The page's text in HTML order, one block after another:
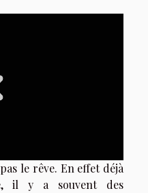
le rêve. En effet déjà
il y a souvent des